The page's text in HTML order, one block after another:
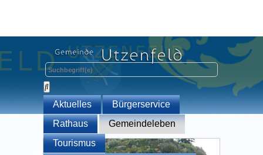
Aktuelles
Bürgerservice
Rathaus
Gemeindeleben
Tourismus